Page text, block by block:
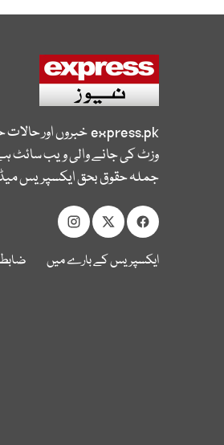
express.pkخبروں اور
وزٹ کی جانے والی ویب سائٹ
جملہ حقوق بحق ایکسپریس
ایکسپریس کے بارے میں